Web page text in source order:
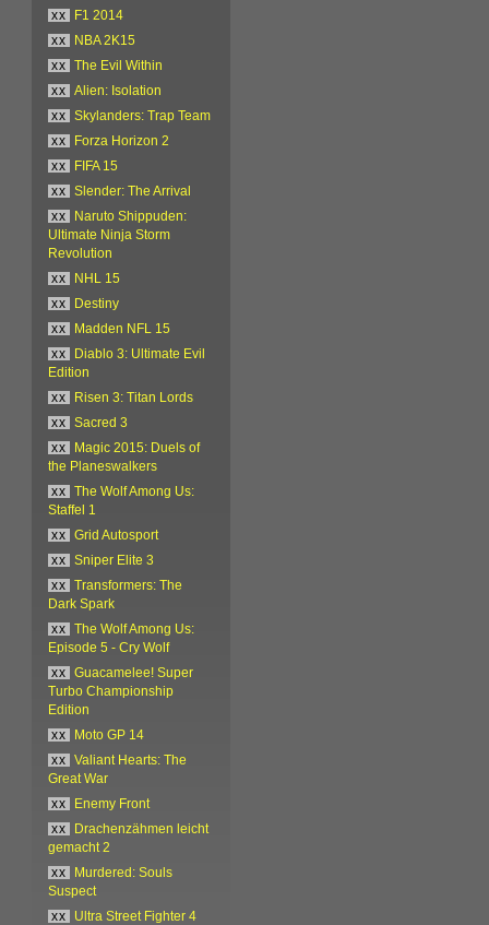
xx
F1 2014
xx
NBA 2K15
xx
The Evil Within
xx
Alien: Isolation
xx
Skylanders: Trap Team
xx
Forza Horizon 2
xx
FIFA 15
xx
Slender: The Arrival
xx
Naruto Shippuden:
Ultimate Ninja Storm
Revolution
xx
NHL 15
xx
Destiny
xx
Madden NFL 15
xx
Diablo 3: Ultimate Evil
Edition
xx
Risen 3: Titan Lords
xx
Sacred 3
xx
Magic 2015: Duels of
the Planeswalkers
xx
The Wolf Among Us:
Staffel 1
xx
Grid Autosport
xx
Sniper Elite 3
xx
Transformers: The
Dark Spark
xx
The Wolf Among Us:
Episode 5 - Cry Wolf
xx
Guacamelee! Super
Turbo Championship
Edition
xx
Moto GP 14
xx
Valiant Hearts: The
Great War
xx
Enemy Front
xx
Drachenzähmen leicht
gemacht 2
xx
Murdered: Souls
Suspect
xx
Ultra Street Fighter 4